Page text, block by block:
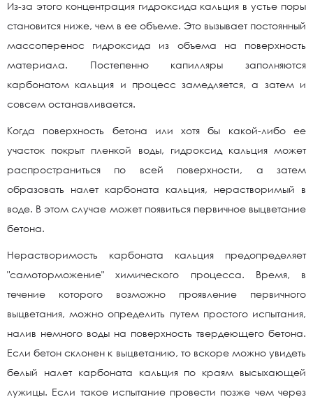
Из-за этого концентрация гидроксида кальция в устье поры
становится ниже, чем в ее объеме. Это вызывает постоянный
массоперенос гидроксида из объема на поверхность
материала. Постепенно капилляры заполняются
карбонатом кальция и процесс замедляется, а затем и
совсем останавливается.
Когда поверхность бетона или хотя бы какой-либо ее
участок покрыт пленкой воды, гидроксид кальция может
распространиться по всей поверхности, а затем
образовать налет карбоната кальция, нерастворимый в
воде. В этом случае может появиться первичное выцветание
бетона.
Нерастворимость карбоната кальция предопределяет
"самоторможение" химического процесса. Время, в
течение которого возможно проявление первичного
выцветания, можно определить путем простого испытания,
налив немного воды на поверхность твердеющего бетона.
Если бетон склонен к выцветанию, то вскоре можно увидеть
белый налет карбоната кальция по краям высыхающей
лужицы. Если такое испытание провести позже чем через